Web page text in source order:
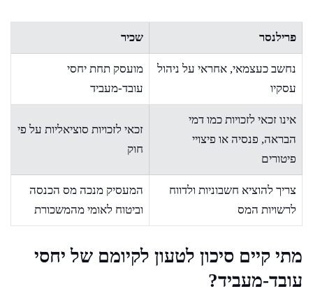
פרילנסר שכיר
נחשב כעצמאי, אחראי על ניהול
עסקיו
מועסק תחת יחסי
עובד-מעביד
אינו זכאי לזכויות כמו דמי
הבראה, פנסיה או פיצויי
פיטורים
זכאי לזכויות סוציאליות על פי
חוק
צריך להוציא חשבוניות ולדווח
לרשויות המס
המעסיק מנכה מס הכנסה
וביטוח לאומי מהמשכורת
מתי קיים סיכון לטעון לקיומם של יחסי
עובד-מעביד?